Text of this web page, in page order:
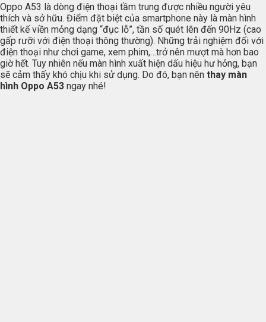
Oppo A53 là dòng điện thoại tầm trung được nhiều người yêu
thích và sở hữu. Điểm đặt biệt của smartphone này là màn hình
thiết kế viền mỏng dạng “đục lỗ”, tần số quét lên đến 90Hz (cao
gấp rưỡi với điện thoại thông thường). Những trải nghiệm đối với
điện thoại như chơi game, xem phim,…trở nên mượt mà hơn bao
giờ hết. Tuy nhiên nếu màn hình xuất hiện dấu hiệu hư hỏng, bạn
sẽ cảm thấy khó chịu khi sử dụng. Do đó, bạn nên thay màn
hình Oppo A53 ngay nhé!